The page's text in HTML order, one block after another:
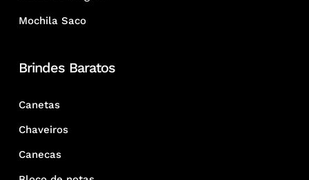
Mochila Saco
Brindes Baratos
Canetas
Chaveiros
Canecas